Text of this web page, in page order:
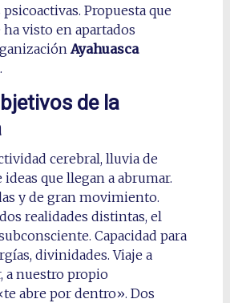
Propuesta que
visto en apartados
Ayahuasca
de la
cerebral, lluvia de
que llegan a abrumar.
y de gran movimiento.
realidades distintas, el
Capacidad para
divinidades. Viaje a
a nuestro propio
abre por dentro». Dos